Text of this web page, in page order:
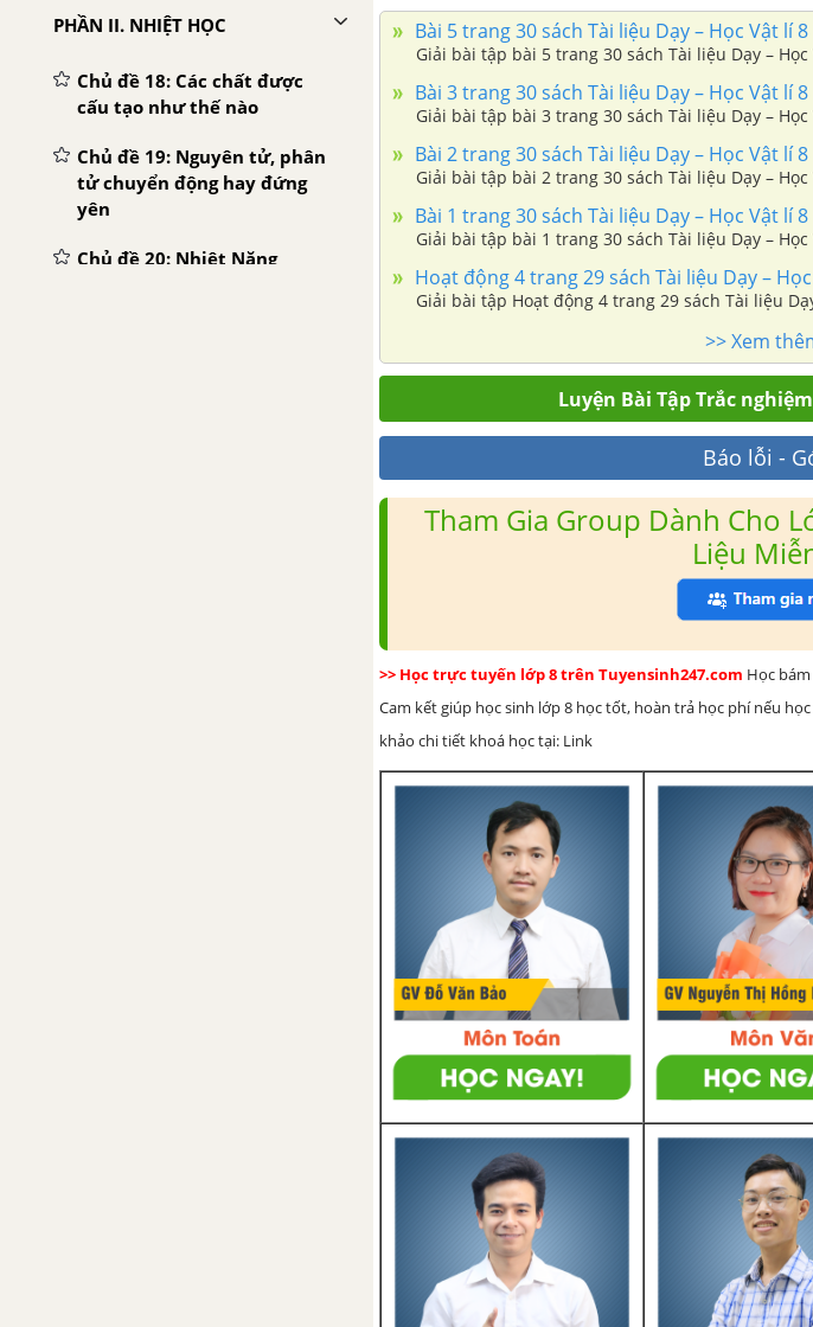
PHẦN II. NHIỆT HỌC
Chủ đề 18: Các chất được
cấu tạo như thế nào
Chủ đề 19: Nguyên tử, phân
tử chuyển động hay đứng
yên
Chủ đề 20: Nhiệt Năng
Bài 5 trang 30 sách Tài liệu Dạy – Học Vật lí 8
Giải bài tập bài 5 trang 30 sách Tài liệu Dạy – Học
Bài 3 trang 30 sách Tài liệu Dạy – Học Vật lí 8
Giải bài tập bài 3 trang 30 sách Tài liệu Dạy – Học
Bài 2 trang 30 sách Tài liệu Dạy – Học Vật lí 8
Giải bài tập bài 2 trang 30 sách Tài liệu Dạy – Học
Bài 1 trang 30 sách Tài liệu Dạy – Học Vật lí 8
Giải bài tập bài 1 trang 30 sách Tài liệu Dạy – Học
Hoạt động 4 trang 29 sách Tài liệu Dạy –
Giải bài tập Hoạt động 4 trang 29 sách Tài liệu
>> Xem
Luyện Bài Tập Trắc
Báo lỗi -
Tham Gia Group Dành Cho
Liệu
>> Học trực tuyến lớp 8 trên Tuyensinh247.com Học
Cam kết giúp học sinh lớp 8 học tốt, hoàn trả học phí nếu
khảo chi tiết khoá học tại: Link